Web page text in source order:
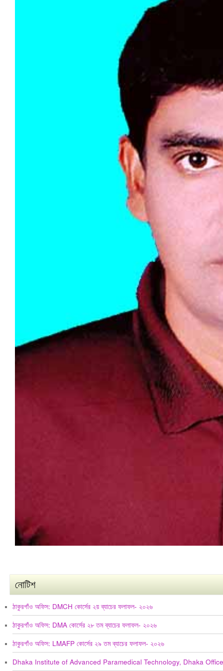
নোটিশ
ঠাকুরগাঁও অফিস: DMCH কোর্সের ২য় ব্যাচের ফলাফল- ২০২৬
ঠাকুরগাঁও অফিস: DMA কোর্সের ২৮ তম ব্যাচের ফলাফল- ২০২৬
ঠাকুরগাঁও অফিস: LMAFP কোর্সের ২৯ তম ব্যাচের ফলাফল- ২০২৬
Dhaka Institute of Advanced Paramedical Technology, Dhaka